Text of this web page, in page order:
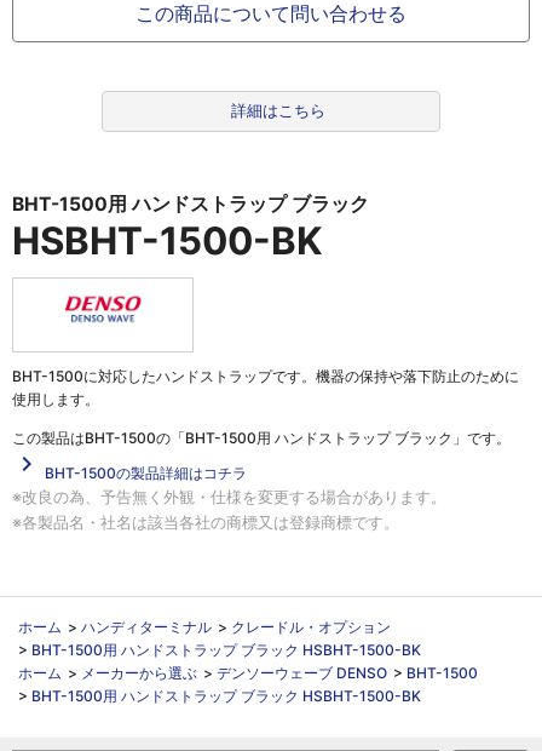
この商品について問い合わせる
詳細はこちら
BHT-1500用 ハンドストラップ ブラック
HSBHT-1500-BK
BHT-1500に対応したハンドストラップです。機器の保持や落下防止のために
使用します。
この製品はBHT-1500の「BHT-1500用 ハンドストラップ ブラック」 です。
navigate_next
BHT-1500の製品詳細はコチラ
※改良の為、予告無く外観・仕様を変更する場合があります。
※各製品名・社名は該当各社の商標又は登録商標です。
ホーム > ハンディターミナル > クレードル・オプション
> BHT-1500用 ハンドストラップ ブラック HSBHT-1500-BK
ホーム > メーカーから選ぶ > デンソーウェーブ DENSO > BHT-1500
> BHT-1500用 ハンドストラップ ブラック HSBHT-1500-BK